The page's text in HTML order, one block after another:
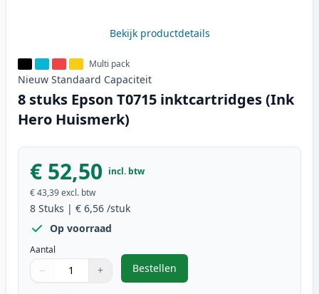
Bekijk productdetails
Multi pack
Nieuw Standaard Capaciteit
8 stuks Epson T0715 inktcartridges (Ink
Hero Huismerk)
€ 52,50 incl. btw
€ 43,39excl. btw
8 Stuks | € 6,56 /stuk
Op voorraad
Aantal
Gebruik de knoppen om aan te passen
− +
1
Bestellen
,8 stuks Epson T0715